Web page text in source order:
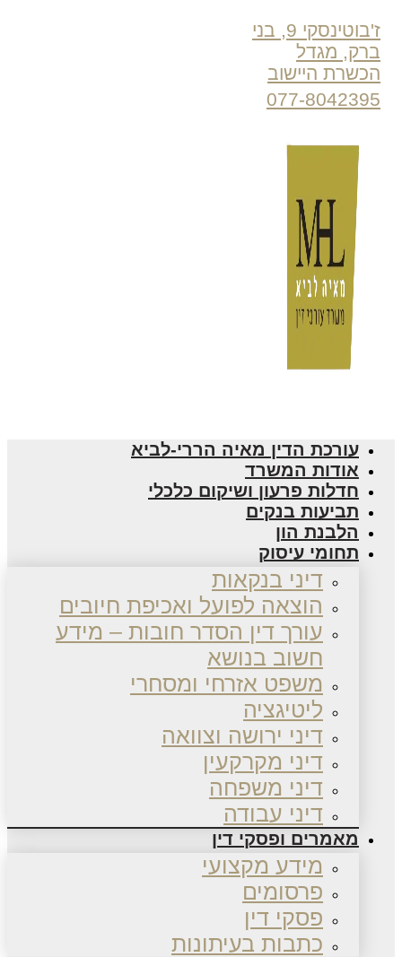
ז'בוטינסקי 9, בני
ברק, מגדל
הכשרת היישוב
077-8042395
עורכת הדין מאיה הררי-לביא
אודות המשרד
חדלות פרעון ושיקום כלכלי
תביעות בנקים
הלבנת הון
תחומי עיסוק
דיני בנקאות
הוצאה לפועל ואכיפת חיובים
עורך דין הסדר חובות – מידע
חשוב בנושא
משפט אזרחי ומסחרי
ליטיגציה
דיני ירושה וצוואה
דיני מקרקעין
דיני משפחה
דיני עבודה
מאמרים ופסקי דין
מידע מקצועי
פרסומים
פסקי דין
כתבות בעיתונות